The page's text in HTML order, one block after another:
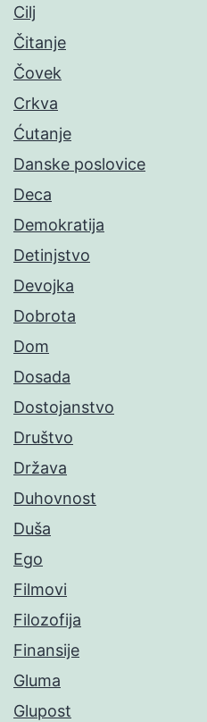
Cilj
Čitanje
Čovek
Crkva
Ćutanje
Danske poslovice
Deca
Demokratija
Detinjstvo
Devojka
Dobrota
Dom
Dosada
Dostojanstvo
Društvo
Država
Duhovnost
Duša
Ego
Filmovi
Filozofija
Finansije
Gluma
Glupost